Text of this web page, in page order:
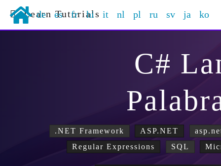
Learn Tutorials
de es fr hi it nl pl ru sv ja ko
C#
.NET Framework ASP.NET
Regular Expressions
SQL